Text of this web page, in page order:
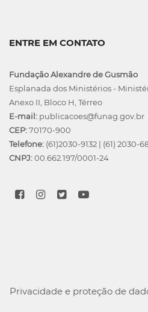
ENTRE EM CONTATO
Fundação Alexandre de Gusmão
Esplanada dos Ministérios -
Anexo II, Bloco H, Térreo
E-mail: publicacoes@funag.gov.br
CEP:70170-900
Telefone: (61)2030-9132 | (61) 2030-
CNPJ:00.662.197/0001-24
Privacidade e proteção de